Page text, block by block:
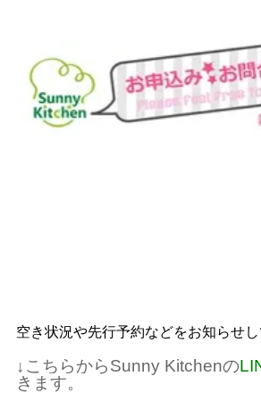
空き状況や先行予約などをお知らせし
↓こちらからSunny Kitchenの
きます。